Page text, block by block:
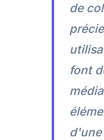
de
font
d'une